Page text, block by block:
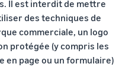
Il est interdit de mettre
des techniques de
commerciale, un logo
protégée (y compris les
en page ou un formulaire)